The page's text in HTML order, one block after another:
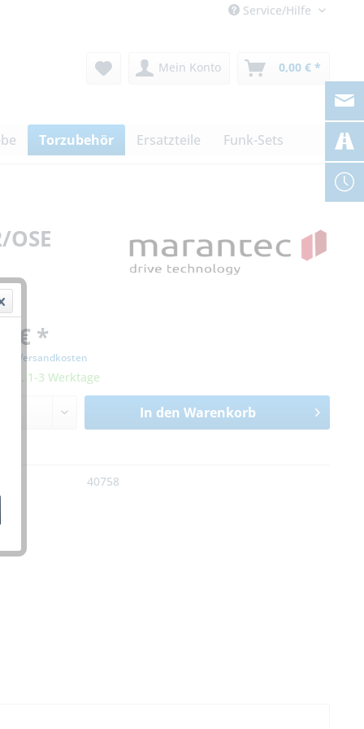
Service/Hilfe
Mein Konto 0,00 € *
Torzubehör Ersatzteile Funk-Sets
€ *
zzgl. Versandkosten
ca. 1-3 Werktage
In den Warenkorb
40758